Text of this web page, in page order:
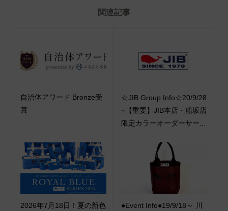
関連記事
自治体アワード Bronze受
賞
☆JIB Group Info☆20/9/28
~【重要】JIB本店・船坂店
限定カラーオーダーサー...
2026年7月18日！夏の新色
●Event Info●19/9/18～ 川